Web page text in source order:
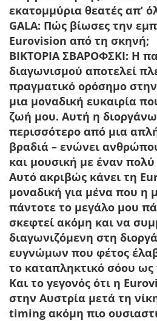
εκατομμύρια θεατές απ’
GALA: Πώς βίωσες την
Eurovision από τη σκηνή;
ΒIKTOΡΙΑ ΣΒΑΡΟΦΣΚΙ: Η
διαγωνισμού αποτελεί
πραγματικό ορόσημο
μια μοναδική ευκαιρία
ζωή μου. Αυτή η
περισσότερο από μια
βραδιά – ενώνει
και μουσική με έναν πολύ
Αυτό ακριβώς κάνει τη
μοναδική για μένα που η
πάντοτε το μεγάλο μου
σκεφτεί ακόμη και να
διαγωνιζόμενη στη
ευγνώμων που φέτος
το καταπληκτικό σόου ως
Και το γεγονός ότι η
στην Αυστρία μετά τη
timing ακόμη πιο